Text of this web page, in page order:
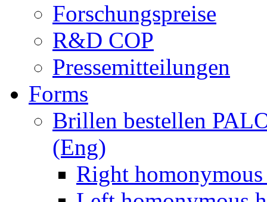
Forschungspreise
R&D COP
Pressemitteilungen
Forms
Brillen bestellen
(Eng)
Right